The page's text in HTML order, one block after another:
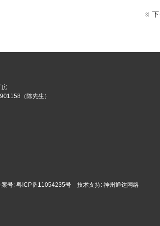
下
房
（陈先生）
号: 粤ICP备11054235号 技术支持: 神州通达网络